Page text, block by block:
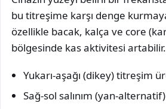
bu titreşime karşı denge
özellikle bacak, kalça ve core
bölgesinde kas aktivitesi
Yukarı-aşağı (dikey) titreşim
Sağ-sol salınım (yan-